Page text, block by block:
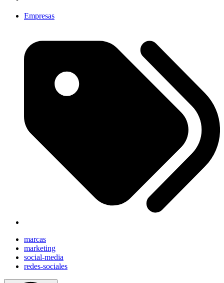
Empresas
marcas
marketing
social-media
redes-sociales